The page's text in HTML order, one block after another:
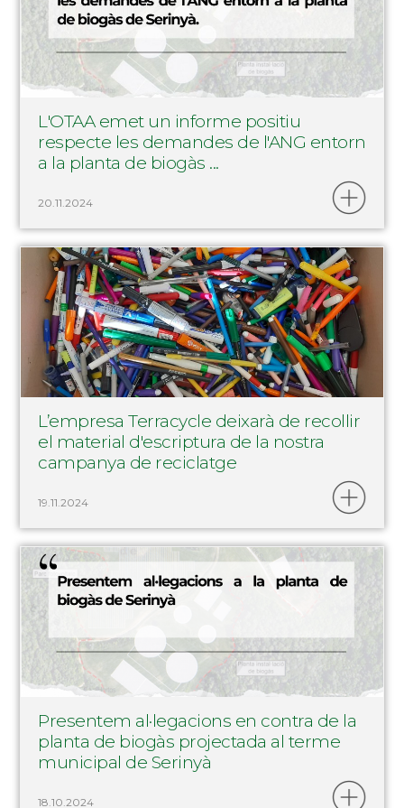
L'OTAA emet un informe positiu
respecte les demandes de l'ANG entorn
a la planta de biogàs ...
20.11.2024
L’empresa Terracycle deixarà de recollir
el material d'escriptura de la nostra
campanya de reciclatge
19.11.2024
Presentem al·legacions en contra de la
planta de biogàs projectada al terme
municipal de Serinyà
18.10.2024